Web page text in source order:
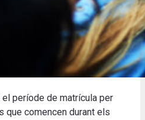
el període de matrícula per
que comencen durant els